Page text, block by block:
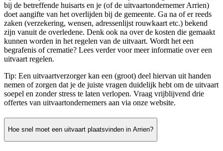
bij de betreffende huisarts en je (of de uitvaartondernemer Arrien)
doet aangifte van het overlijden bij de gemeente. Ga na of er reeds
zaken (verzekering, wensen, adressenlijst rouwkaart etc.) bekend
zijn vanuit de overledene. Denk ook na over de kosten die gemaakt
kunnen worden in het regelen van de uitvaart. Wordt het een
begrafenis of crematie? Lees verder voor meer informatie over een
uitvaart regelen.
Tip: Een uitvaartverzorger kan een (groot) deel hiervan uit handen
nemen of zorgen dat je de juiste vragen duidelijk hebt om de uitvaart
soepel en zonder stress te laten verlopen. Vraag vrijblijvend drie
offertes van uitvaartondernemers aan via onze website.
Hoe snel moet een uitvaart plaatsvinden in Arrien?